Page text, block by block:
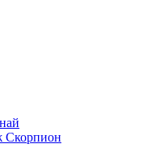
Скорпион